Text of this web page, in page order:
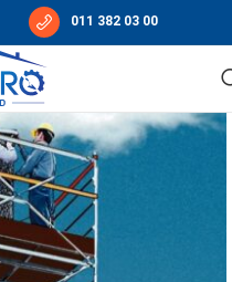
011 382 03 00
/Mobilna skela FRIGGERIO